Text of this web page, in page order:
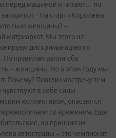
перед машиной и читают… по
На старт «Королевы
женщины? –
матриархат. Мы этого не
дискриминацию по
По правилам ралли оба
– женщины. Но в этом году мы
Почему? Пошли навстречу тем
в себе силы
коллективом, опасаются
со временем. Еще
но принцип их
автострады – это чемпионат